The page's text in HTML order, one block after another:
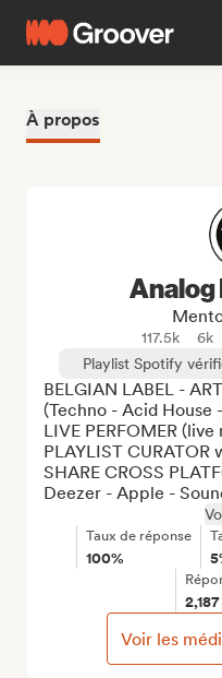
À propos
117.5k 6k
Playlist Spotify
BELGIAN LABEL -
(Techno - Acid
LIVE PERFOMER
PLAYLIST
SHARE CROSS
Deezer - Apple -
Taux de réponse
100%
2,187
Voir les